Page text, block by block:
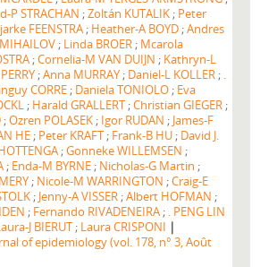
P STRACHAN ;Zoltán KUTALIK ; Peter
FEENSTRA ; Heather-A BOYD ;Andres
; Linda BROER ; Mcarola
;Cornelia-M VAN DUIJN ; Kathryn-L
;Anna MURRAY ; Daniel-L KOLLER ; .
CORRE ; Daniela TONIOLO ; Eva
; Harald GRALLERT ;Christian GIEGER ;
;Ozren POLASEK ; Igor RUDAN ; James-F
HE ; Peter KRAFT ; Frank-B HU ; David J.
;Gonneke WILLEMSEN ;
; Enda-M BYRNE ; Nicholas-G Martin ;
; Nicole-M WARRINGTON ;Craig-E
; Jenny-A VISSER ;Albert HOFMAN ;
; Fernando RIVADENEIRA ; . PENG LIN
J BIERUT ; Laura CRISPONI |
of epidemiology (vol. 178, n° 3, Août